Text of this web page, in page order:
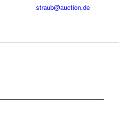
straub@auction.de